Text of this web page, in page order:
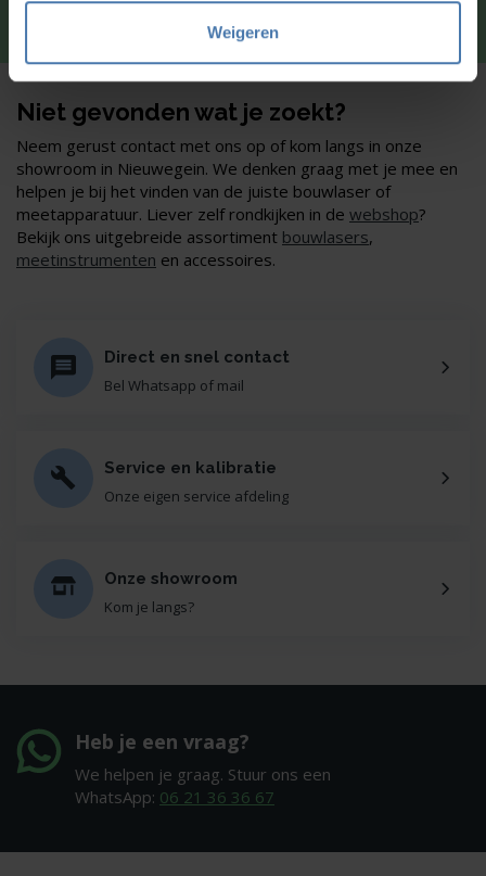
Weigeren
graag via Whatsapp
Niet gevonden wat je zoekt?
Neem gerust contact met ons op of kom langs in onze
showroom in Nieuwegein. We denken graag met je mee en
helpen je bij het vinden van de juiste bouwlaser of
meetapparatuur. Liever zelf rondkijken in de webshop?
Bekijk ons uitgebreide assortiment bouwlasers,
meetinstrumenten en accessoires.
Direct en snel contact
Bel Whatsapp of mail
Service en kalibratie
Onze eigen service afdeling
Onze showroom
Kom je langs?
Heb je een vraag?
We helpen je graag. Stuur ons een
WhatsApp: 06 21 36 36 67